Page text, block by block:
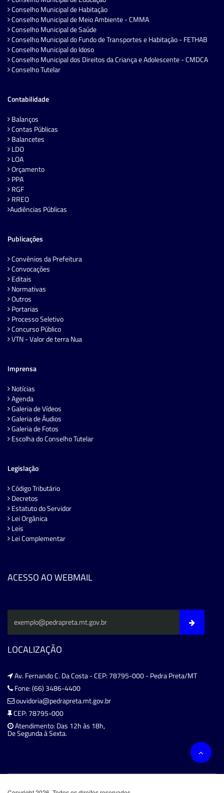
Conselho Municipal de Habitação
Conselho Municipal de Meio Ambiente - CMMA
Conselho Municipal de Saúde
Conselho Municipal do Fundo de Transportes e Habitação - FETHAB
Conselho Municipal do Idoso
Conselho Municipal dos Direitos da Criança e Adolescente - CMDCA
Conselho Tutelar
Contabilidade
Balanços
Contas Públicas
Balancetes
LDO
LOA
Orçamento
PPA
RGF
RREO
Audiências Públicas
Publicações
Convênios da Prefeitura
Convocações
Editais
Normativas
Outros
Portarias
Processo Seletivo
Concurso Público
VTN - Valor de terra Nua
Imprensa
Notícias
Agenda
Galeria de Vídeos
Galeria de Áudios
Galeria de Fotos
Escolha do Conselho Tutelar
Legislação
Código Tributário
Decretos
Estatuto do Servidor
Lei Orgânica
Leis
Lei Complementar
ACESSO AO WEBMAIL
LOCALIZAÇÃO
Av. Fernando C. Da Costa - CEP: 78795-000 - Pedra Preta/MT
Fone: (66) 3486-4400
ouvidoria@pedrapreta.mt.gov.br
CEP: 78795-000
Atendimento: Das 12h às 18h,
De Segunda à Sexta.